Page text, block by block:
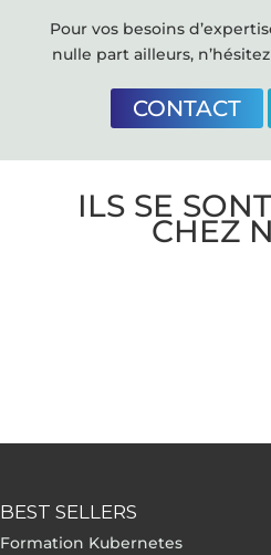
Pour vos besoins
nulle part ailleurs,
CONTACT
ILS SE
CHEZ
BEST SELLERS
Formation Kubernetes